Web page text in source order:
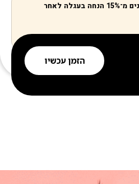
הזמן עכשיו
חברי מועדון VIP נהנים מ־15% הנחה בעגלה לאחר